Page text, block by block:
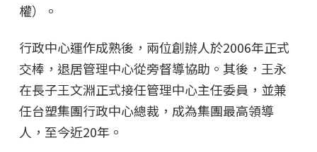
權）。
行政中心運作成熟後，兩位創辦人於2006年正式
交棒，退居管理中心從旁督導協助。其後，王永
在長子王文淵正式接任管理中心主任委員，並兼
任台塑集團行政中心總裁，成為集團最高領導
人，至今近20年。